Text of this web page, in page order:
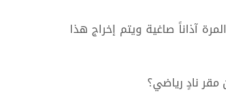
آذاناً صاغية ويتم إخراج هذا
نادٍ رياضي؟